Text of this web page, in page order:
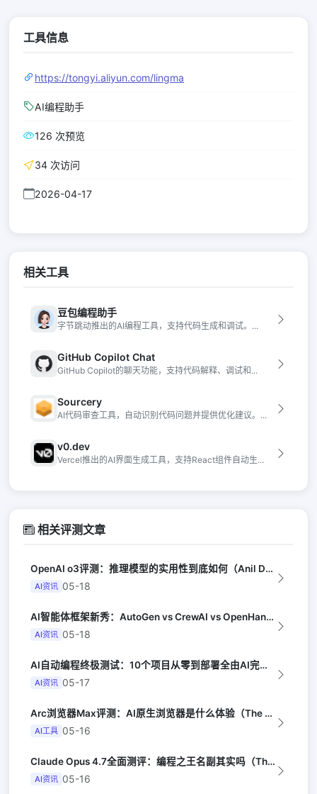
工具信息
https://tongyi.aliyun.com/lingma
AI编程助手
126 次预览
34 次访问
2026-04-17
相关工具
豆包编程助手
字节跳动推出的AI编程工具，支持代码生成和调试。...
GitHub Copilot Chat
GitHub Copilot的聊天功能，支持代码解释、调试和...
Sourcery
AI代码审查工具，自动识别代码问题并提供优化建议。...
v0.dev
Vercel推出的AI界面生成工具，支持React组件自动生...
相关评测文章
OpenAI o3评测：推理模型的实用性到底如何（Anil Dash）
AI资讯 05-18
AI智能体框架新秀：AutoGen vs CrewAI vs OpenHands...
AI资讯 05-18
AI自动编程终极测试：10个项目从零到部署全由AI完成（Y Combinator...
AI资讯 05-17
Arc浏览器Max评测：AI原生浏览器是什么体验（The Verge）
AI工具 05-16
Claude Opus 4.7全面测评：编程之王名副其实吗（The Verge）
AI资讯 05-16